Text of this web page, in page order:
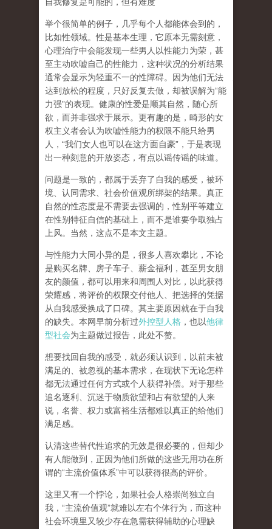
举个很简单的例子，几乎每个人都能体会到的，
比如性领域。性是基本生理，它原本无需刻意，
心理治疗中会能发现一些男人以性能力为荣，甚
至主动吹嘘自己的性能力，这种状况的分析结果
通常会显示为轻重不一的性障碍。因为他们无法
达到放松的程度，只好反复去做，却被误解为“能
力强”的表现。健康的性爱是顺其自然，随心所
欲，而并非强求于展示。更有趣的是，畸形的女
权主义者会认为吹嘘性能力的权限不能只给男
人， “我们女人也可以在这方面自豪” ，于是表现
出一种刻意的开放姿态，有点以谣传谣的味道。
问题是一致的，都属于丢弃了自我的感受，被环
境、认同需求、社会价值观所绑架的结果。真正
自然的性态度是不需要去强调的，性别平等建立
在性别特征自信的基础上，而不是谁要争取独占
上风。当然，这点不是本文主题。
与性能力大同小异的是，很多人喜欢攀比，不论
是购买名牌、房子车子、薪金福利，甚至男女朋
友的颜值，都可以用来和周围人对比，以此获得
荣耀感，将评价的权限交付他人、把选择的凭据
从自我感受换成了口碑。其主要原因就在于自我
的缺失。本网早前分析过外控型人格 ，也以他律
型社会为主题做过报告，此处不赘。
想要找回自我的感受，就必须认识到，以前未被
满足的、被忽视的基本需求，在现状下无论怎样
都无法通过任何方式或个人获得补偿。对于那些
追名逐利、沉迷于物质欲望和占有欲望的人来
说，名誉、权力或富裕生活都难以真正的给他们
满足感。
认清这些替代性追求的无效是很必要的，但却少
有人能做到，正因为他们所做的这些无用功在所
谓的“主流价值体系”中可以获得很高的评价。
这里又有一个悖论，如果社会人格崇尚独立自
我， “主流价值观”就难以左右个体行为，而这种
社会环境里又较少存在急需获得辅助的心理缺